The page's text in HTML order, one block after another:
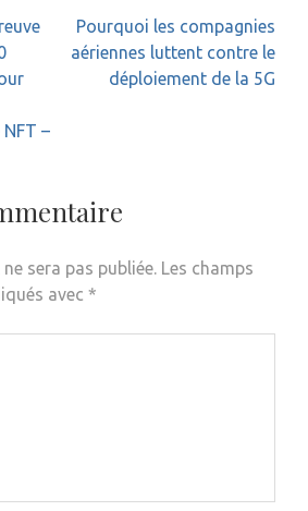
–
Pourquoi les compagnies
aériennes luttent contre le
déploiement de la 5G
sera pas publiée. Les champs
avec *